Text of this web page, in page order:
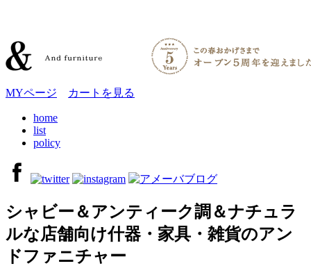
MYページ カートを見る
home
list
policy
シャビー＆アンティーク調＆ナチュラ
ルな店舗向け什器・家具・雑貨のアン
ドファニチャー